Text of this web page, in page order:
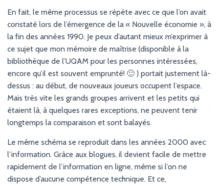
En fait, le même processus se répète avec ce que l’on avait
constaté lors de l’émergence de la « Nouvelle économie », à
la fin des années 1990. Je peux d’autant mieux m’exprimer à
ce sujet que mon mémoire de maîtrise (disponible à la
bibliothèque de l’UQAM pour les personnes intéressées,
encore qu’il est souvent emprunté! 🙂 ) portait justement là-
dessus : au début, de nouveaux joueurs occupent l’espace.
Mais très vite les grands groupes arrivent et les petits qui
étaient là, à quelques rares exceptions, ne peuvent tenir
longtemps la comparaison et sont balayés.
Le même schéma se reproduit dans les années 2000 avec
l’information. Grâce aux blogues, il devient facile de mettre
rapidement de l’information en ligne, même si l’on ne
dispose d’aucune compétence technique. Et ce,